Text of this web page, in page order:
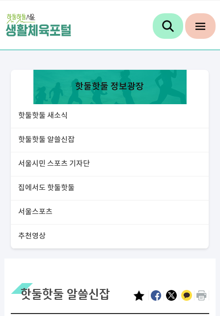
핫둘핫둘 정보광장
핫둘핫둘 새소식
핫둘핫둘 알쓸신잡
서울시민 스포츠 기자단
집에서도 핫둘핫둘
서울스포츠
추천영상
핫둘핫둘 알쓸신잡